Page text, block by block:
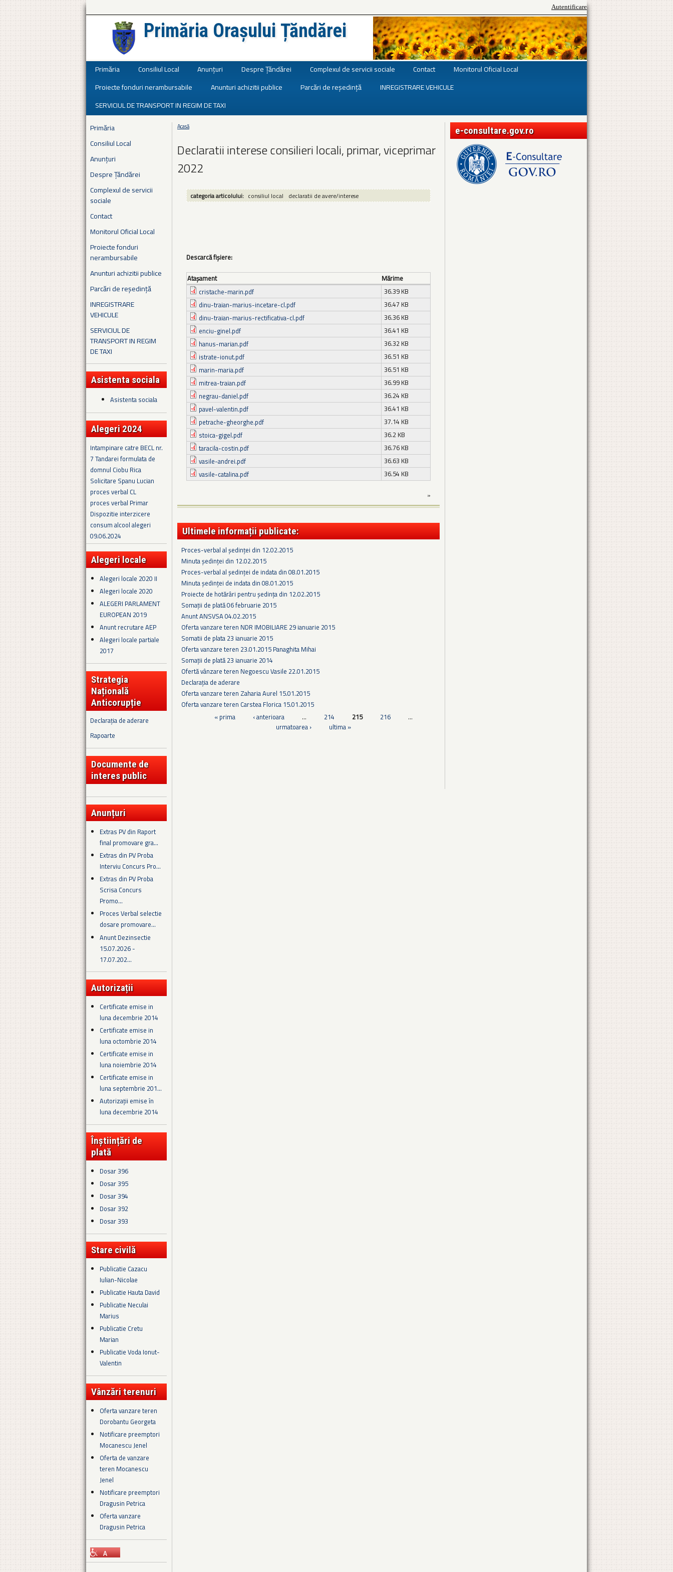
Autentificare
Primăria Orașului Țăndărei
Primăria Consiliul Local Anunțuri Despre Țăndărei Complexul de servicii sociale Contact
Monitorul Oficial Local
Proiecte fonduri nerambursabile
Anunturi achizitii publice Parcări de reședință
INREGISTRARE VEHICULE
SERVICIUL DE TRANSPORT IN REGIM DE TAXI
Primăria
Consiliul Local
Anunțuri
Despre Țăndărei
Complexul de servicii
sociale
Contact
Monitorul Oficial Local
Proiecte fonduri
nerambursabile
Anunturi achizitii publice
Parcări de reședință
INREGISTRARE
VEHICULE
SERVICIUL DE
TRANSPORT IN REGIM
DE TAXI
Asistenta sociala
Asistenta sociala
Alegeri 2024
Intampinare catre BECL nr.
7 Tandarei formulata de
domnul Ciobu Rica
Solicitare Spanu Lucian
proces verbal CL
proces verbal Primar
Dispozitie interzicere
consum alcool alegeri
09.06.2024
Alegeri locale
Alegeri locale 2020 II
Alegeri locale 2020
ALEGERI PARLAMENT
EUROPEAN 2019
Anunt recrutare AEP
Alegeri locale partiale
2017
Strategia
Națională
Anticorupție
Declarația de aderare
Rapoarte
Documente de
interes public
Anunțuri
Extras PV din Raport
final promovare gra...
Extras din PV Proba
Interviu Concurs Pro...
Extras din PV Proba
Scrisa Concurs
Promo...
Proces Verbal selectie
dosare promovare...
Anunt Dezinsectie
15.07.2026 -
17.07.202...
Autorizații
Certificate emise in
luna decembrie 2014
Certificate emise in
luna octombrie 2014
Certificate emise in
luna noiembrie 2014
Certificate emise in
luna septembrie 201...
Autorizații emise în
luna decembrie 2014
Înștiințări de
plată
Dosar 396
Dosar 395
Dosar 394
Dosar 392
Dosar 393
Stare civilă
Publicatie Cazacu
Iulian-Nicolae
Publicatie Hauta David
Publicatie Neculai
Marius
Publicatie Cretu
Marian
Publicatie Voda Ionut-
Valentin
Vânzări terenuri
Oferta vanzare teren
Dorobantu Georgeta
Notificare preemptori
Mocanescu Jenel
Oferta de vanzare
teren Mocanescu
Jenel
Notificare preemptori
Dragusin Petrica
Oferta vanzare
Dragusin Petrica
Eşti aici
Acasă
Declaratii interese consilieri locali, primar, viceprimar
2022
categoria articolului: consiliul local declaratii de avere/interese
Descarcă fișiere:
Ataşament
Mărime
cristache-marin.pdf
36.39 KB
dinu-traian-marius-incetare-cl.pdf
36.47 KB
dinu-traian-marius-rectificativa-cl.pdf
36.36 KB
enciu-ginel.pdf
36.41 KB
hanus-marian.pdf
36.32 KB
istrate-ionut.pdf
36.51 KB
marin-maria.pdf
36.51 KB
mitrea-traian.pdf
36.99 KB
negrau-daniel.pdf
36.24 KB
pavel-valentin.pdf
36.41 KB
petrache-gheorghe.pdf
37.14 KB
stoica-gigel.pdf
36.2 KB
taracila-costin.pdf
36.76 KB
vasile-andrei.pdf
36.63 KB
vasile-catalina.pdf
36.54 KB
»
Ultimele informații publicate:
Proces-verbal al ședinței din 12.02.2015
Minuta ședinței din 12.02.2015
Proces-verbal al ședinței de indata din 08.01.2015
Minuta ședinței de indata din 08.01.2015
Proiecte de hotărâri pentru ședința din 12.02.2015
Somaţii de plată 06 februarie 2015
Anunt ANSVSA 04.02.2015
Oferta vanzare teren NDR IMOBILIARE 29 ianuarie 2015
Somatii de plata 23 ianuarie 2015
Oferta vanzare teren 23.01.2015 Panaghita Mihai
Somații de plată 23 ianuarie 2014
Ofertă vânzare teren Negoescu Vasile 22.01.2015
Declarația de aderare
Oferta vanzare teren Zaharia Aurel 15.01.2015
Oferta vanzare teren Carstea Florica 15.01.2015
« prima ‹ anterioara … 214 215 216
…
urmatoarea ›
ultima »
e-consultare.gov.ro